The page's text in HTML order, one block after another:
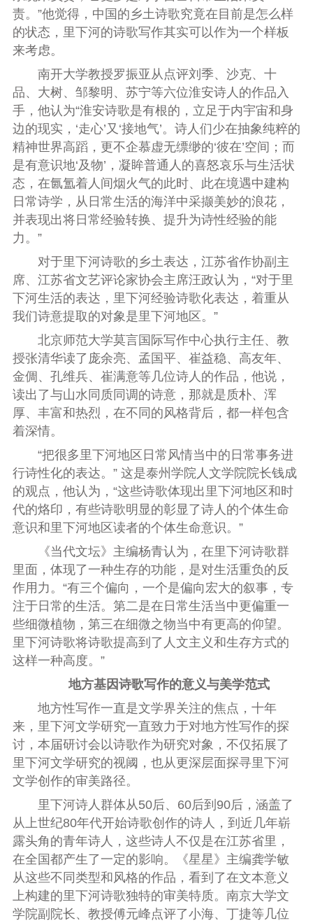
责。”他觉得，中国的乡土诗歌究竟在目前是怎么样
的状态，里下河的诗歌写作其实可以作为一个样板
来考虑。
南开大学教授罗振亚从点评刘季、沙克、十
品、大树、邹黎明、苏宁等六位淮安诗人的作品入
手，他认为“淮安诗歌是有根的，立足于内宇宙和身
边的现实，‘走心’又‘接地气’。诗人们少在抽象纯粹的
精神世界高蹈，更不企慕虚无缥缈的‘彼在’空间；而
是有意识地‘及物’，凝眸普通人的喜怒哀乐与生活状
态，在氤氲着人间烟火气的此时、此在境遇中建构
日常诗学，从日常生活的海洋中采撷美妙的浪花，
并表现出将日常经验转换、提升为诗性经验的能
力。”
对于里下河诗歌的乡土表达，江苏省作协副主
席、江苏省文艺评论家协会主席汪政认为，“对于里
下河生活的表达，里下河经验诗歌化表达，着重从
我们诗意提取的对象是里下河地区。”
北京师范大学莫言国际写作中心执行主任、教
授张清华读了庞余亮、孟国平、崔益稳、高友年、
金倜、孔维兵、崔满意等几位诗人的作品，他说，
读出了与山水同质同调的诗意，那就是质朴、浑
厚、丰富和热烈，在不同的风格背后，都一样包含
着深情。
“把很多里下河地区日常风情当中的日常事务进
行诗性化的表达。 ” 这是泰州学院人文学院院长钱成
的观点，他认为，“这些诗歌体现出里下河地区和时
代的烙印，有些诗歌明显的彰显了诗人的个体生命
意识和里下河地区读者的个体生命意识。 ”
《当代文坛》主编杨青认为，在里下河诗歌群
里面，体现了一种生存的功能，是对生活重负的反
作用力。 “有三个偏向，一个是偏向宏大的叙事，专
注于日常的生活。第二是在日常生活当中更偏重一
些细微植物，第三在细微之物当中有更高的仰望。
里下河诗歌将诗歌提高到了人文主义和生存方式的
这样一种高度。 ”
地方基因诗歌写作的意义与美学范式
地方性写作一直是文学界关注的焦点，十年
来，里下河文学研究一直致力于对地方性写作的探
讨，本届研讨会以诗歌作为研究对象，不仅拓展了
里下河文学研究的视阈，也从更深层面探寻里下河
文学创作的审美路径。
里下河诗人群体从50后、 60后到 90后，涵盖了
从上世纪80年代开始诗歌创作的诗人，到近几年崭
露头角的青年诗人，这些诗人不仅是在江苏省里，
在全国都产生了一定的影响。《星星》主编龚学敏
从这些不同类型和风格的作品，看到了在文本意义
上构建的里下河诗歌独特的审美特质。南京大学文
学院副院长、教授傅元峰点评了小海、丁捷等几位